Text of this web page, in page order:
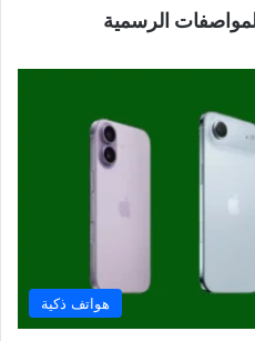
هواتف ذكية